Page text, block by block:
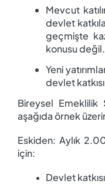
Mevcut
devlet
geçmişte
konusu değil.
Yeni
devlet
Bireysel Emeklilik
aşağıda örnek
Eskiden: Aylık
için:
Devlet